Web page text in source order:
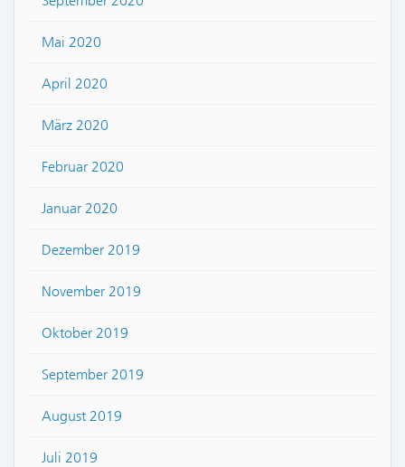
Mai 2020
April 2020
März 2020
Februar 2020
Januar 2020
Dezember 2019
November 2019
Oktober 2019
September 2019
August 2019
Juli 2019